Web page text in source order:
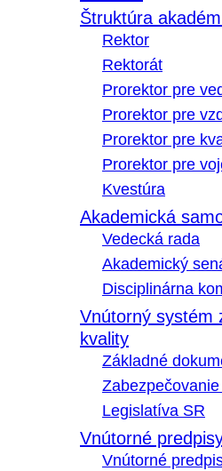
Štruktúra
Rektor
Rektorát
Prorektor pre
Prorektor pre
Prorektor pre
Prorektor pre
Kvestúra
Akademická
Vedecká rada
Akademický
Disciplinárna
Vnútorný systém
kvality
Základné
Legislatíva SR
Vnútorné
Vnútorné